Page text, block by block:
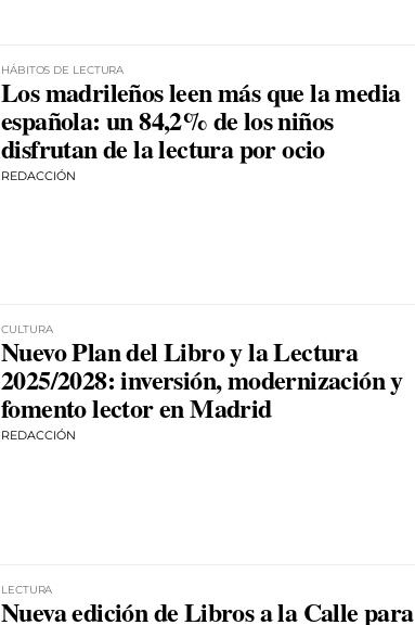
HÁBITOS DE LECTURA
Los madrileños leen más que la media
española: un 84,2% de los niños
disfrutan de la lectura por ocio
REDACCIÓN
CULTURA
Nuevo Plan del Libro y la Lectura
2025/2028: inversión, modernización y
fomento lector en Madrid
REDACCIÓN
LECTURA
Nueva edición de Libros a la Calle para